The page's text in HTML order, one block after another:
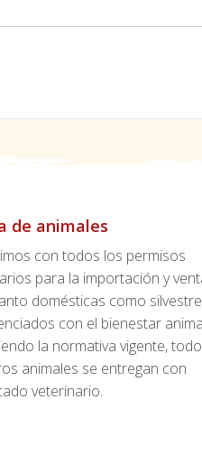
de animales
con todos los permisos
para la importación y
domésticas como
con el bienestar
la normativa vigente,
animales se entregan con
veterinario.